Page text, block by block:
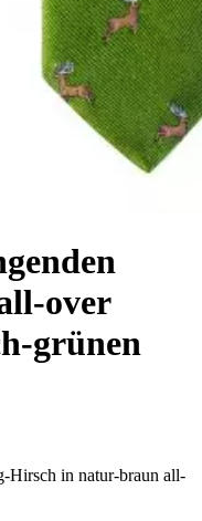
over
grünen
Hirsch in natur-braun all-